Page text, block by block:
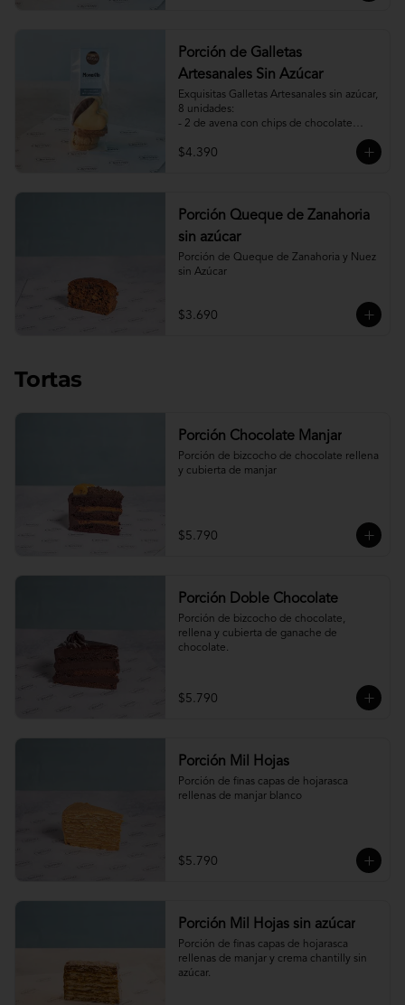
Porción de Galletas
Artesanales Sin Azúcar
Exquisitas Galletas Artesanales sin azúcar,
8 unidades:
- 2 de avena con chips de chocolate
- 2 de vainilla con mermelada de
$4.390
Porción Queque de Zanahoria
sin azúcar
Porción de Queque de Zanahoria y Nuez
sin Azúcar
$3.690
Tortas
Porción Chocolate Manjar
Porción de bizcocho de chocolate rellena
y cubierta de manjar
$5.790
Porción Doble Chocolate
Porción de bizcocho de chocolate,
rellena y cubierta de ganache de
chocolate.
$5.790
Porción Mil Hojas
Porción de finas capas de hojarasca
rellenas de manjar blanco
$5.790
Porción Mil Hojas sin azúcar
Porción de finas capas de hojarasca
rellenas de manjar y crema chantilly sin
azúcar.